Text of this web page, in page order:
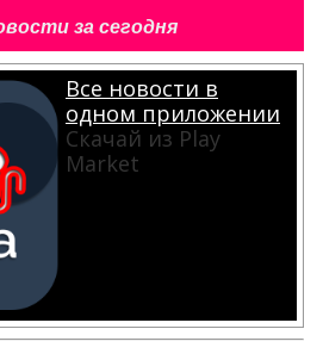
за сегодня
Все новости в
одном приложении
Скачай из Play
Market